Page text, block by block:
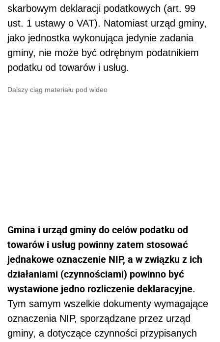
skarbowym deklaracji podatkowych (art. 99
ust. 1 ustawy o VAT). Natomiast urząd gminy,
jako jednostka wykonująca jedynie zadania
gminy, nie może być odrębnym podatnikiem
podatku od towarów i usług.
Dalszy ciąg materiału pod wideo
Gmina i urząd gminy do celów podatku od
towarów i usług powinny zatem stosować
jednakowe oznaczenie NIP, a w związku z ich
działaniami (czynnościami) powinno być
wystawione jedno rozliczenie deklaracyjne.
Tym samym wszelkie dokumenty wymagające
oznaczenia NIP, sporządzane przez urząd
gminy, a dotyczące czynności przypisanych